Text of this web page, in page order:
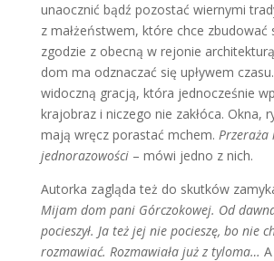
unaocznić bądź pozostać wiernymi
z małżeństwem, które chce
zgodzie z obecną w rejonie
dom ma odznaczać się upływem
widoczną gracją, która jednocześnie
krajobraz i niczego nie zakłóca. Okna,
mają wręcz porastać mchem.
jednorazowości– mówi jedno z nich.
Autorka zagląda też do skutków
Mijam dom pani Górczokowej. Od
pocieszył. Ja też jej nie pocieszę, bo nie
rozmawiać. Rozmawiała już z tyloma…